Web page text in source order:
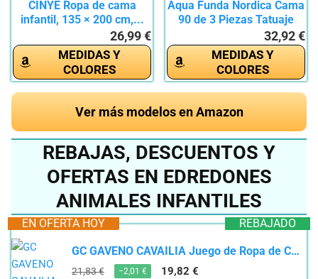
CINYE Ropa de cama
infantil, 135 × 200 cm,...
26,99 €
MEDIDAS Y
COLORES
Aqua Funda Nordica Cama
90 de 3 Piezas Tatuaje
32,92 €
MEDIDAS Y
COLORES
Ver más modelos en Amazon
REBAJAS, DESCUENTOS Y
OFERTAS EN EDREDONES
ANIMALES INFANTILES
REBAJADO
EN OFERTA HOY
GC GAVENO CAVAILIA Juego de Ropa de Cama con Fundas de Almohada de Piel de Cebra, Color Blanco y...
21,83 € −2,01 € 19,82 €